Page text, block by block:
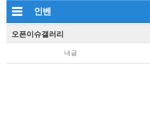
인벤
오픈이슈갤러리
내글